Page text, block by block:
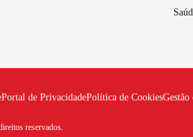
Portal de PrivacidadePolítica de CookiesGestão
reservados.